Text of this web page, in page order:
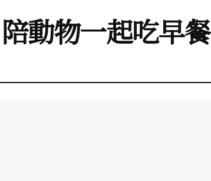
動物一起吃早餐